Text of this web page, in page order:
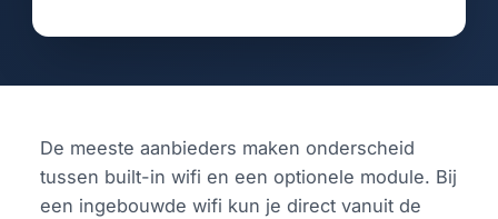
De meeste aanbieders maken onderscheid
tussen built-in wifi en een optionele module. Bij
een ingebouwde wifi kun je direct vanuit de